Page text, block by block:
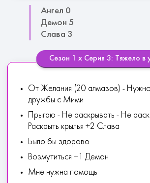
Ангел 0
Демон 5
Слава 3
Сезон 1 х Серия 3: Тяжело в
От Желания (20 алмазов) - Нужно
дружбы с Мими
Прыгаю - Не раскрывать - Не
Раскрыть крылья +2 Слава
Было бы здорово
Возмутиться +1 Демон
Мне нужна помощь